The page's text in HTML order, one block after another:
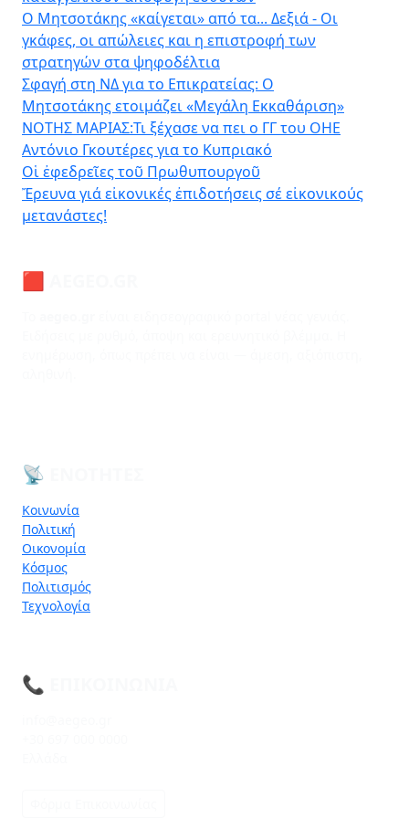
Ο Μητσοτάκης «καίγεται» από τα... Δεξιά - Οι
γκάφες, οι απώλειες και η επιστροφή των
στρατηγών στα ψηφοδέλτια
Σφαγή στη ΝΔ για το Επικρατείας: Ο
Μητσοτάκης ετοιμάζει «Μεγάλη Εκκαθάριση»
ΝΟΤΗΣ ΜΑΡΙΑΣ:Τι ξέχασε να πει ο ΓΓ του ΟΗΕ
Αντόνιο Γκουτέρες για το Κυπριακό
Οἱ ἐφεδρεῖες τοῦ Πρωθυπουργοῦ
Ἔρευνα γιά εἰκονικές ἐπιδοτήσεις σέ εἰκονικούς
μετανάστες!
🟥 AEGEO.GR
📡 ΕΝΌΤΗΤΕΣ
Κοινωνία
Πολιτική
Οικονομία
Κόσμος
Πολιτισμός
Τεχνολογία
📞 ΕΠΙΚΟΙΝΩΝΊΑ